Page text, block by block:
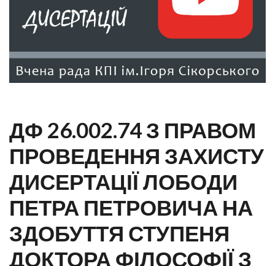
ДФ 26.002.74 З ПРАВОМ
ПРОВЕДЕННЯ ЗАХИСТУ
ДИСЕРТАЦІЇ ЛОБОДИ
ПЕТРА ПЕТРОВИЧА НА
ЗДОБУТТЯ СТУПЕНЯ
ДОКТОРА ФІЛОСОФІЇ З